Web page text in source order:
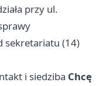
przy ul.
sekretariatu (14)
i siedziba Chcę